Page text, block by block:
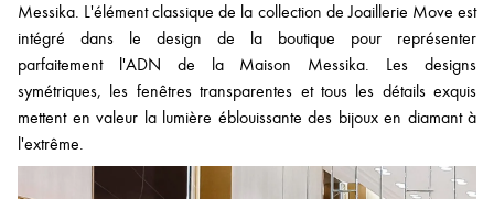
Messika. L'élément classique de la collection de Joaillerie Move est
intégré dans le design de la boutique pour représenter
parfaitement l'ADN de la Maison Messika. Les designs
symétriques, les fenêtres transparentes et tous les détails exquis
mettent en valeur la lumière éblouissante des bijoux en diamant à
l'extrême.